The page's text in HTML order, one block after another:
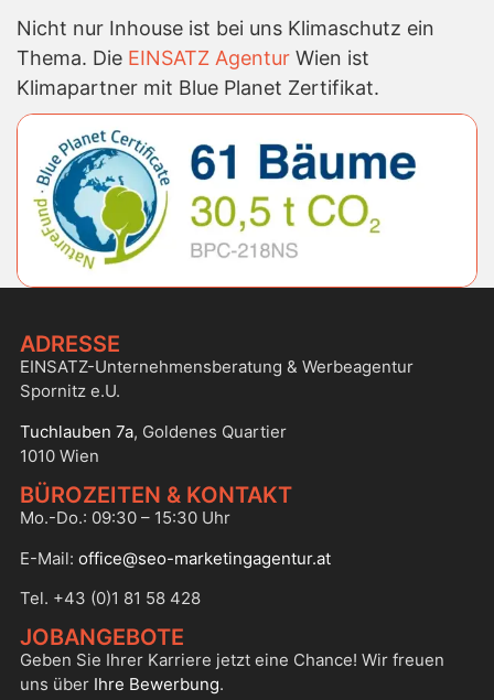
Nicht nur Inhouse ist bei uns Klimaschutz ein
Thema. Die EINSATZ Agentur Wien ist
Klimapartner mit Blue Planet Zertifikat.
ADRESSE
EINSATZ-Unternehmensberatung & Werbeagentur
Spornitz e.U.
Tuchlauben 7a, Goldenes Quartier
1010 Wien
BÜROZEITEN & KONTAKT
Mo.-Do.: 09:30 – 15:30 Uhr
E-Mail: office@seo-marketingagentur.at
Tel. +43 (0)1 81 58 428
JOBANGEBOTE
Geben Sie Ihrer Karriere jetzt eine Chance! Wir freuen
uns über Ihre Bewerbung.